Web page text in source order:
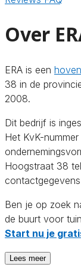
Over
ERA is een
38 in de
2008.
Dit bedrijf is
Het KvK-
Hoogstraat 38
Ben je op zoek
de buurt voor
Start nu je
Lees meer